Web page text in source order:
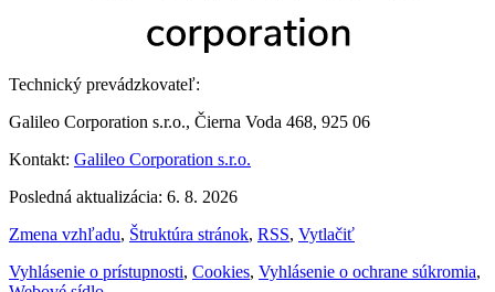
Technický prevádzkovateľ:
Galileo Corporation s.r.o., Čierna Voda 468, 925 06
Kontakt: Galileo Corporation s.r.o.
Posledná aktualizácia: 6. 8. 2026
Zmena vzhľadu, Štruktúra stránok, RSS, Vytlačiť
Vyhlásenie o prístupnosti, Cookies, Vyhlásenie o ochrane súkromia,